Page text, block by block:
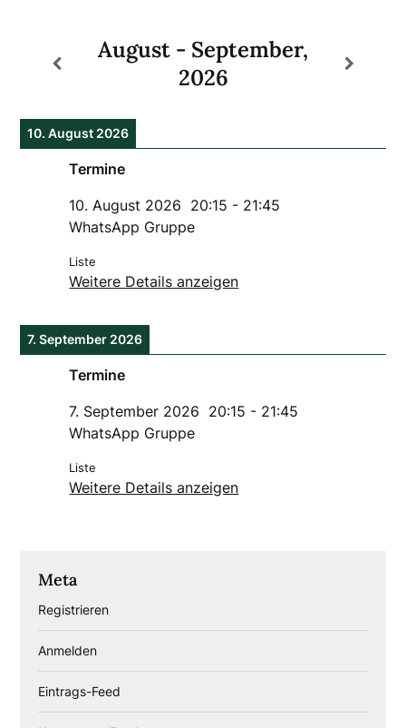
August - September,
2026
10. August 2026
Termine
10. August 2026 20:15 - 21:45
WhatsApp Gruppe
Liste
Weitere Details anzeigen
7. September 2026
Termine
7. September 2026 20:15 - 21:45
WhatsApp Gruppe
Liste
Weitere Details anzeigen
Meta
Registrieren
Anmelden
Eintrags-Feed